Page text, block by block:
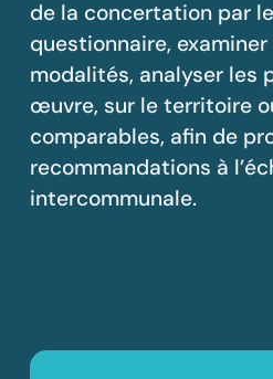
de la concertation par
questionnaire,
modalités, analyser les
œuvre, sur le territoire
comparables, afin de
recommandations à
intercommunale.